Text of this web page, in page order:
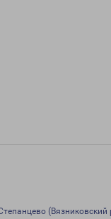
(Вязниковский